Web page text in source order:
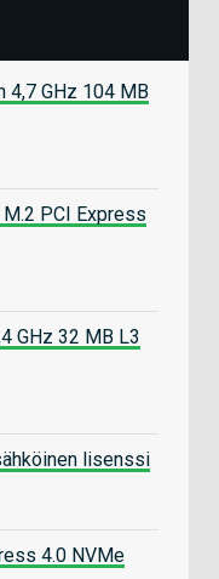
4,7 GHz 104 MB
PCI Express
GHz 32 MB L3
lisenssi
4.0 NVMe